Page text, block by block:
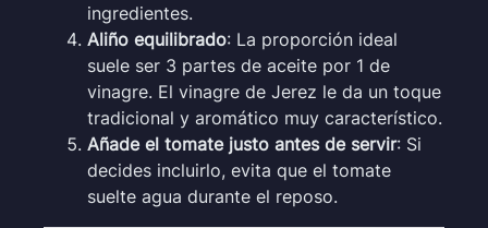
ingredientes.
Aliño equilibrado: La proporción ideal
suele ser 3 partes de aceite por 1 de
vinagre. El vinagre de Jerez le da un toque
tradicional y aromático muy característico.
Añade el tomate justo antes de servir: Si
decides incluirlo, evita que el tomate
suelte agua durante el reposo.